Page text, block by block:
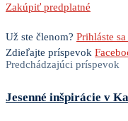
Zakúpiť predplatné
Už ste členom? Prihláste sa
Zdieľajte príspevok
Predchádzajúci príspevok
Jesenné inšpirácie v